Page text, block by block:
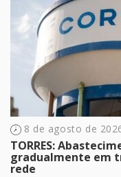
8 de agosto de
TORRES:
gradualmente em
rede